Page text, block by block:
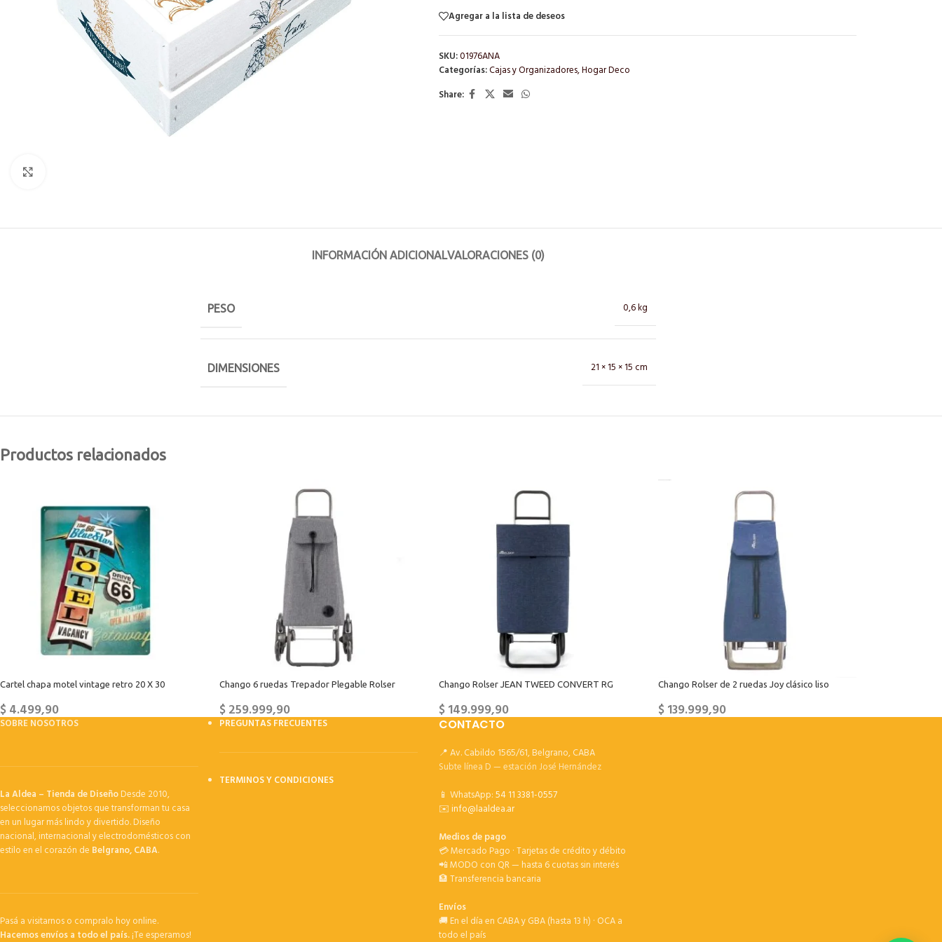
Agregar a la lista de deseos
SKU:01976ANA
Categorías:Cajas y Organizadores,Hogar Deco
Share:
INFORMACIÓN ADICIONALVALORACIONES (0)
PESO 0,6 kg
DIMENSIONES 21 × 15 × 15 cm
Productos relacionados
Cartel chapa motel vintage retro 20 X 30
$4.499,90
Chango 6 ruedas Trepador Plegable Rolser
$259.999,90
Chango Rolser JEAN TWEED CONVERT RG
$149.999,90
Chango Rolser de 2 ruedas Joy clásico liso
$139.999,90
SOBRE NOSOTROS
La Aldea – Tienda de DiseñoDesde 2010,
seleccionamos objetos que transforman tu casa
en un lugar más lindo y divertido. Diseño
nacional, internacional y electrodomésticos con
estilo en el corazón de Belgrano, CABA.
Pasá a visitarnos o compralo hoy online.
Hacemos envíos a todo el país.¡Te esperamos!
PREGUNTAS FRECUENTES
TERMINOS Y CONDICIONES
CONTACTO
📍 Av. Cabildo 1565/61, Belgrano, CABA
Subte línea D — estación José Hernández
📱 WhatsApp:54 11 3381-0557
✉️info@laaldea.ar
Medios de pago
💳 Mercado Pago · Tarjetas de crédito y débito
📲 MODO con QR — hasta 6 cuotas sin interés
🏦 Transferencia bancaria
Envíos
🚚 En el día en CABA y GBA (hasta 13 h) · OCA a
todo el país